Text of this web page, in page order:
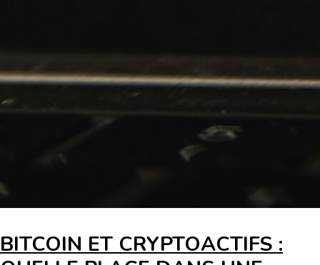
BITCOIN ET CRYPTOACTIFS :